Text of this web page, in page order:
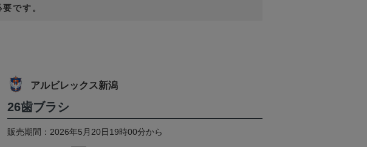
です。
アルビレックス新潟
26歯ブラシ
販売期間：2026年5月20日19時00分から